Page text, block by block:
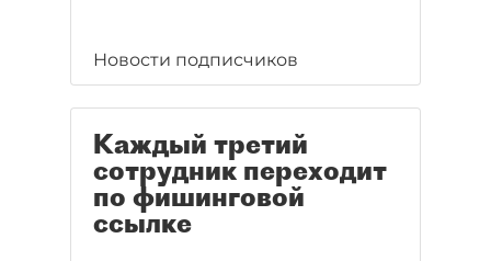
Новости подписчиков
Каждый третий
сотрудник переходит
по фишинговой
ссылке